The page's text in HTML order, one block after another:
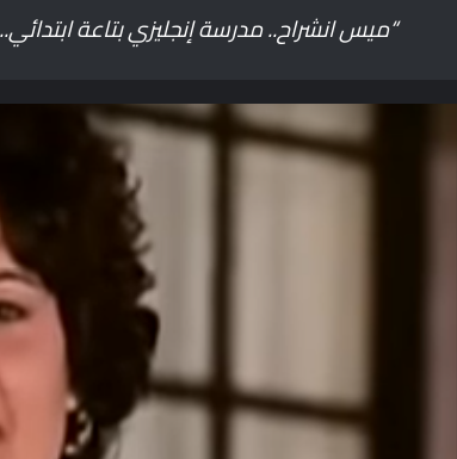
“ميس انشراح.. مدرسة إنجليزي بتاعة